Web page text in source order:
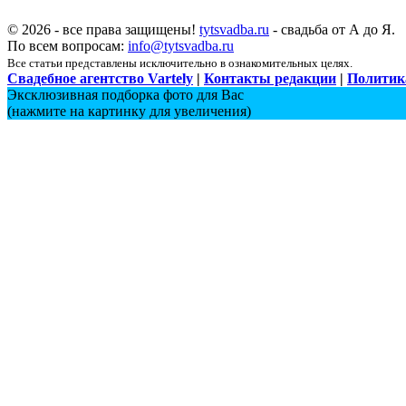
© 2026 - все права защищены! tytsvadba.ru - свадьба от А до Я.
По всем вопросам: info@tytsvadba.ru
Все статьи представлены исключительно в ознакомительных целях.
Свадебное агентство Vartely | Контакты редакции |
Эксклюзивная подборка фото для Вас
(нажмите на картинку для увеличения)